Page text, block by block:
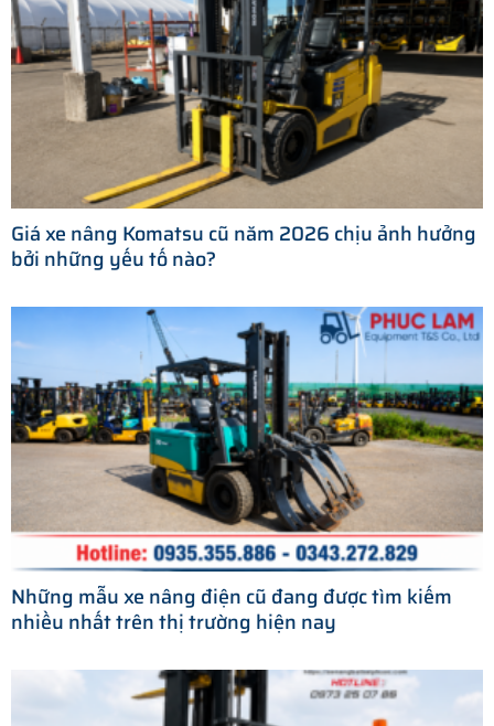
Giá xe nâng Komatsu cũ năm 2026 chịu ảnh hưởng
bởi những yếu tố nào?
Những mẫu xe nâng điện cũ đang được tìm kiếm
nhiều nhất trên thị trường hiện nay